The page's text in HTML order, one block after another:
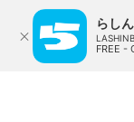
らし
FREE -